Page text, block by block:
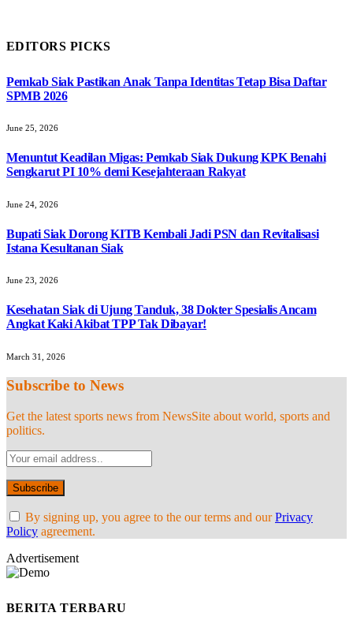
EDITORS PICKS
Pemkab Siak Pastikan Anak Tanpa Identitas Tetap Bisa Daftar
SPMB 2026
June 25, 2026
Menuntut Keadilan Migas: Pemkab Siak Dukung KPK Benahi
Sengkarut PI 10% demi Kesejahteraan Rakyat
June 24, 2026
Bupati Siak Dorong KITB Kembali Jadi PSN dan Revitalisasi
Istana Kesultanan Siak
June 23, 2026
Kesehatan Siak di Ujung Tanduk, 38 Dokter Spesialis Ancam
Angkat Kaki Akibat TPP Tak Dibayar!
March 31, 2026
Subscribe to News
Get the latest sports news from NewsSite about world, sports and
politics.
By signing up, you agree to the our terms and ourPrivacy
Policy agreement.
Advertisement
BERITA TERBARU